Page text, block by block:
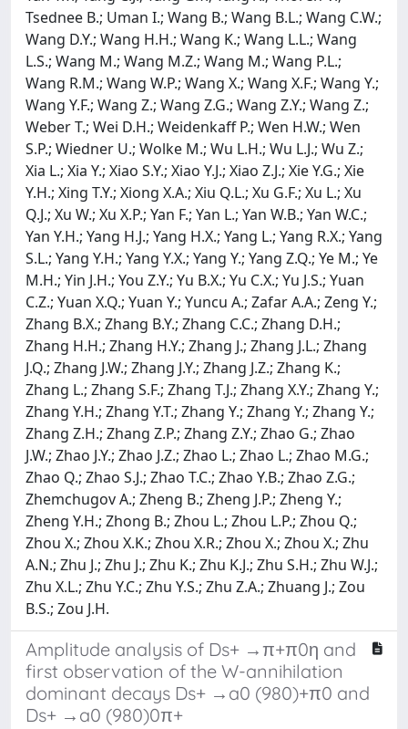
Tsednee B.; Uman I.; Wang B.; Wang B.L.; Wang C.W.;
Wang D.Y.; Wang H.H.; Wang K.; Wang L.L.; Wang
L.S.; Wang M.; Wang M.Z.; Wang M.; Wang P.L.;
Wang R.M.; Wang W.P.; Wang X.; Wang X.F.; Wang Y.;
Wang Y.F.; Wang Z.; Wang Z.G.; Wang Z.Y.; Wang Z.;
Weber T.; Wei D.H.; Weidenkaff P.; Wen H.W.; Wen
S.P.; Wiedner U.; Wolke M.; Wu L.H.; Wu L.J.; Wu Z.;
Xia L.; Xia Y.; Xiao S.Y.; Xiao Y.J.; Xiao Z.J.; Xie Y.G.; Xie
Y.H.; Xing T.Y.; Xiong X.A.; Xiu Q.L.; Xu G.F.; Xu L.; Xu
Q.J.; Xu W.; Xu X.P.; Yan F.; Yan L.; Yan W.B.; Yan W.C.;
Yan Y.H.; Yang H.J.; Yang H.X.; Yang L.; Yang R.X.; Yang
S.L.; Yang Y.H.; Yang Y.X.; Yang Y.; Yang Z.Q.; Ye M.; Ye
M.H.; Yin J.H.; You Z.Y.; Yu B.X.; Yu C.X.; Yu J.S.; Yuan
C.Z.; Yuan X.Q.; Yuan Y.; Yuncu A.; Zafar A.A.; Zeng Y.;
Zhang B.X.; Zhang B.Y.; Zhang C.C.; Zhang D.H.;
Zhang H.H.; Zhang H.Y.; Zhang J.; Zhang J.L.; Zhang
J.Q.; Zhang J.W.; Zhang J.Y.; Zhang J.Z.; Zhang K.;
Zhang L.; Zhang S.F.; Zhang T.J.; Zhang X.Y.; Zhang Y.;
Zhang Y.H.; Zhang Y.T.; Zhang Y.; Zhang Y.; Zhang Y.;
Zhang Z.H.; Zhang Z.P.; Zhang Z.Y.; Zhao G.; Zhao
J.W.; Zhao J.Y.; Zhao J.Z.; Zhao L.; Zhao L.; Zhao M.G.;
Zhao Q.; Zhao S.J.; Zhao T.C.; Zhao Y.B.; Zhao Z.G.;
Zhemchugov A.; Zheng B.; Zheng J.P.; Zheng Y.;
Zheng Y.H.; Zhong B.; Zhou L.; Zhou L.P.; Zhou Q.;
Zhou X.; Zhou X.K.; Zhou X.R.; Zhou X.; Zhou X.; Zhu
A.N.; Zhu J.; Zhu J.; Zhu K.; Zhu K.J.; Zhu S.H.; Zhu W.J.;
Zhu X.L.; Zhu Y.C.; Zhu Y.S.; Zhu Z.A.; Zhuang J.; Zou
B.S.; Zou J.H.
Amplitude analysis of Ds+ →π+π0η and
first observation of the W-annihilation
dominant decays Ds+ →a0 (980)+π0 and
Ds+ →a0 (980)0π+